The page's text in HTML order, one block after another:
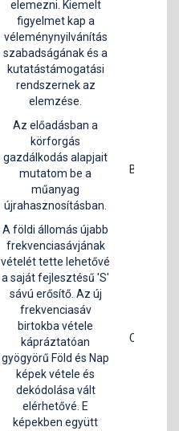
elemezni. Kiemelt
figyelmet kap a
véleménynyilvánítás
szabadságának és a
kutatástámogatási
rendszernek az
elemzése.
Az előadásban a
körforgás
gazdálkodás alapjait
mutatom be a
műanyag
újrahasznosításban.
B2
A földi állomás újabb
frekvenciasávjának
vételét tette lehetővé
a saját fejlesztésű 'S'
sávú erősítő. Az új
frekvenciasáv
birtokba vétele
kápráztatóan
gyögyörű Föld és Nap
képek vétele és
dekódolása vált
elérhetővé. E
képekben együtt
C1